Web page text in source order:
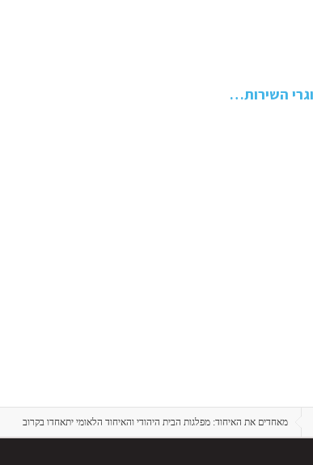
השירות…
מאחדים את האיחוד: מפלגות הבית היהודי והאיחוד הלאומי יתאחדו בקרוב